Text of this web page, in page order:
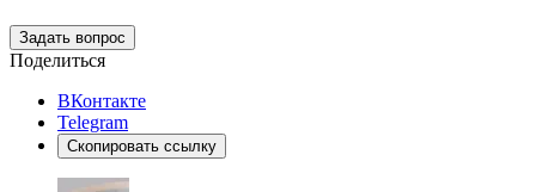
Задать вопрос
Поделиться
ВКонтакте
Telegram
Скопировать ссылку